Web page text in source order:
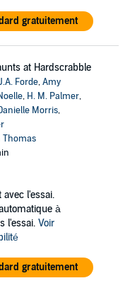
gratuitement
at Hardscrabble
J.A. Forde,Amy
, H. M. Palmer,
Morris,
Thomas
avec l'essai.
à
l'essai. Voir
gratuitement